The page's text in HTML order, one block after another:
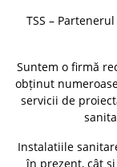
TSS –
Suntem o firmă
obținut
servicii de
Instalatiile
în prezent, cât